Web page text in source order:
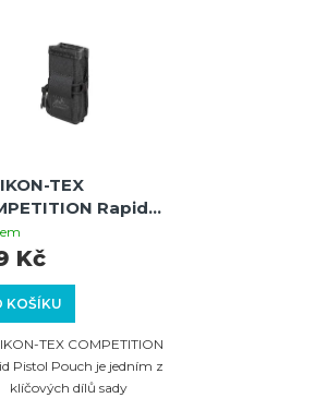
TEX
Rapid
Pouch - Shadow
KOŠÍKU
Kč
TEX COMPETITION
Pistol Pouch je jedním z
klíčových dílů sady